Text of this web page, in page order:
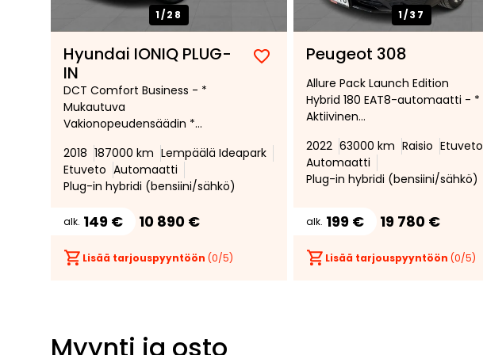
1/28
Hyundai IONIQ PLUG-
IN
Lisää
suosikiksi
Poista
suosikeista
DCT Comfort Business - *
Mukautuva
Vakionopeudensäädin *
Peruutuskamera * Langaton
Puhelinlataus * Kahdet Renkaat
* Infinity Sound System *
2018 187000 km Lempäälä Ideapark
Etuveto Automaatti
Plug-in hybridi (bensiini/sähkö)
alk. 149 € 10 890 €
Lisää tarjouspyyntöön (0/5)
1/37
Peugeot 308
Allure Pack Launch Edition
Hybrid 180 EAT8-automaatti - *
Aktiivinen
Kaistavahti, Peruutuskamera,
Pysäköintitutka edessä ja
takana, Digitaalinen Cockpit,
tuulilasi *
2022 63000 km Raisio Etuveto
Automaatti
Plug-in hybridi (bensiini/sähkö)
alk. 199 € 19 780 €
Lisää tarjouspyyntöön (0/5)
Myynti ja osto